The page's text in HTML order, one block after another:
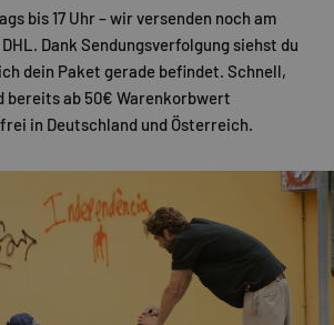
bis 17 Uhr – wir versenden noch am
Dank Sendungsverfolgung siehst du
dein Paket gerade befindet. Schnell,
bereits ab 50€ Warenkorbwert
in Deutschland und Österreich.